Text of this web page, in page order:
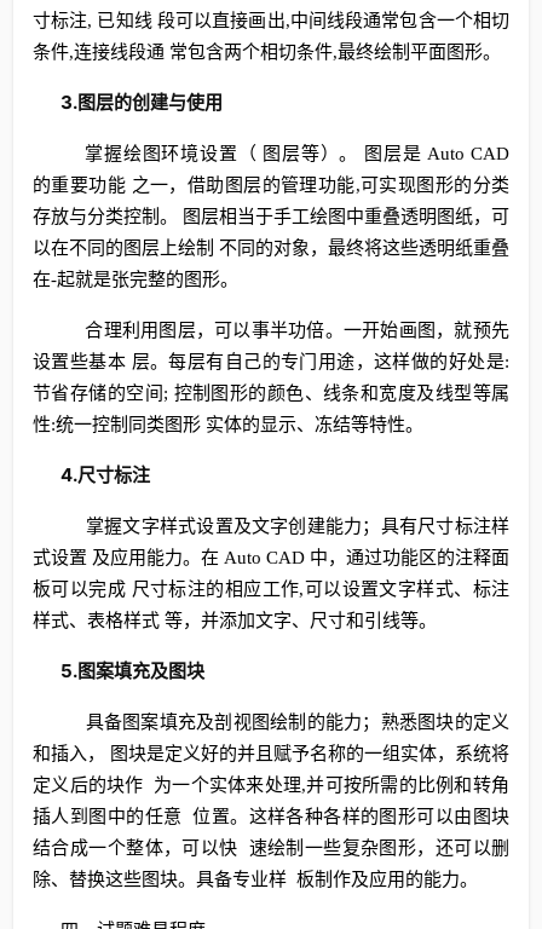
寸标注, 已知线 段可以直接画出,中间线段通常包含一个相切
条件,连接线段通 常包含两个相切条件,最终绘制平面图形。
3.图层的创建与使用
掌握绘图环境设置（ 图层等）。 图层是 Auto CAD
的重要功能 之一，借助图层的管理功能,可实现图形的分类
存放与分类控制。 图层相当于手工绘图中重叠透明图纸，可
以在不同的图层上绘制 不同的对象，最终将这些透明纸重叠
在-起就是张完整的图形。
合理利用图层，可以事半功倍。一开始画图，就预先
设置些基本 层。每层有自己的专门用途，这样做的好处是:
节省存储的空间; 控制图形的颜色、线条和宽度及线型等属
性:统一控制同类图形 实体的显示、冻结等特性。
4.尺寸标注
掌握文字样式设置及文字创建能力；具有尺寸标注样
式设置 及应用能力。在 Auto CAD 中，通过功能区的注释面
板可以完成 尺寸标注的相应工作,可以设置文字样式、标注
样式、表格样式 等，并添加文字、尺寸和引线等。
5.图案填充及图块
具备图案填充及剖视图绘制的能力；熟悉图块的定义
和插入， 图块是定义好的并且赋予名称的一组实体，系统将
定义后的块作 为一个实体来处理,并可按所需的比例和转角
插人到图中的任意 位置。这样各种各样的图形可以由图块
结合成一个整体，可以快 速绘制一些复杂图形，还可以删
除、替换这些图块。具备专业样 板制作及应用的能力。